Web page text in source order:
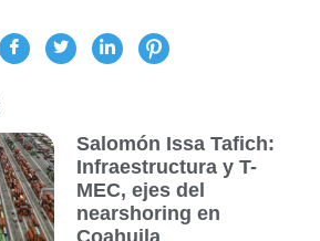
Salomón Issa Tafich:
Infraestructura y T-
MEC, ejes del
nearshoring en